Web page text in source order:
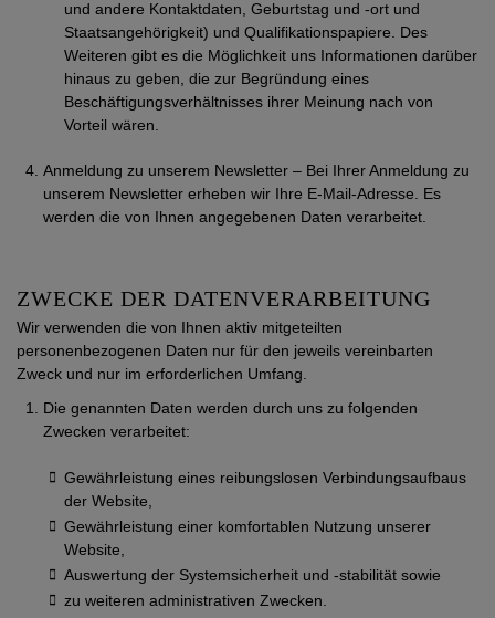
und andere Kontaktdaten, Geburtstag und -ort und
Staatsangehörigkeit) und Qualifikationspapiere. Des
Weiteren gibt es die Möglichkeit uns Informationen darüber
hinaus zu geben, die zur Begründung eines
Beschäftigungsverhältnisses ihrer Meinung nach von
Vorteil wären.
Anmeldung zu unserem Newsletter – Bei Ihrer Anmeldung zu
unserem Newsletter erheben wir Ihre E-Mail-Adresse. Es
werden die von Ihnen angegebenen Daten verarbeitet.
ZWECKE DER DATENVERARBEITUNG
Wir verwenden die von Ihnen aktiv mitgeteilten
personenbezogenen Daten nur für den jeweils vereinbarten
Zweck und nur im erforderlichen Umfang.
Die genannten Daten werden durch uns zu folgenden
Zwecken verarbeitet:
Gewährleistung eines reibungslosen Verbindungsaufbaus
der Website,
Gewährleistung einer komfortablen Nutzung unserer
Website,
Auswertung der Systemsicherheit und -stabilität sowie
zu weiteren administrativen Zwecken.